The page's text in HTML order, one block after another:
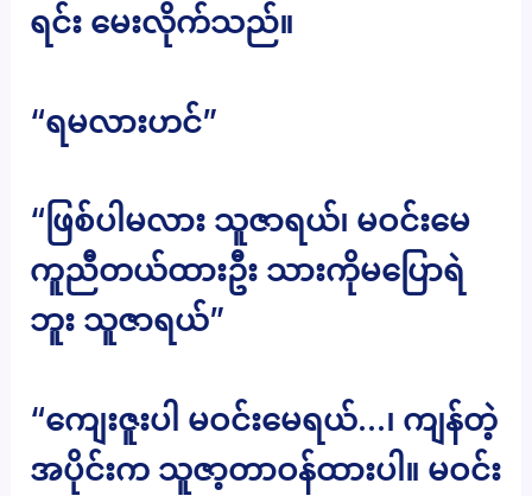
ရင်း မေးလိုက်သည်။
“ရမလားဟင်”
“ဖြစ်ပါမလား သူဇာရယ်၊ မဝင်းမေ
ကူညီတယ်ထားဦး သားကိုမပြောရဲ
ဘူး သူဇာရယ်”
“ကျေးဇူးပါ မဝင်းမေရယ်…၊ ကျန်တဲ့
အပိုင်းက သူဇာ့တာဝန်ထားပါ။ မဝင်း